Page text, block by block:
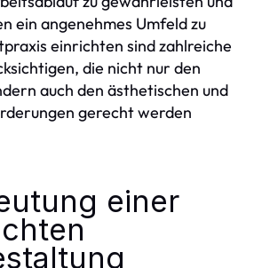
ein angenehmes Umfeld zu
einrichten sind zahlreiche
die nicht nur den
auch den ästhetischen und
gerecht werden
einer